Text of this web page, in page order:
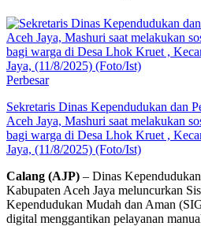
Perbesar
Sekretaris Dinas Kependudukan dan
Aceh Jaya, Mashuri saat melakukan
bagi warga di Desa Lhok Kruet ,
Jaya, (11/8/2025) (Foto/Ist)
Calang (AJP) – Dinas
Kabupaten Aceh Jaya meluncurkan
Kependudukan Mudah dan Aman
digital menggantikan pelayanan